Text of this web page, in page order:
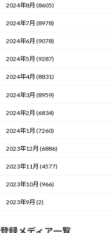
2024年8月 (8605)
2024年7月 (8978)
2024年6月 (9078)
2024年5月 (9287)
2024年4月 (8831)
2024年3月 (8959)
2024年2月 (6834)
2024年1月 (7260)
2023年12月 (6886)
2023年11月 (4577)
2023年10月 (966)
2023年9月 (2)